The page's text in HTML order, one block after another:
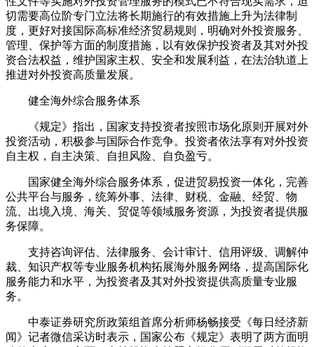
切需要高位阶专门立法将长期施行的有效措施上升为法律制
度，更好对接国际高标准经济贸易规则，明确对外投资服务、
管理、保护等方面的制度措施，以有效保护投资者及其对外投
资合法权益，维护国家主权、安全和发展利益，在法治轨道上
推进对外投资高质量发展。
健全海外综合服务体系
《规定》指出，国家支持投资者按照市场化原则开展对外
投资活动，积极参与国际合作竞争。投资者依法享有对外投资
自主权，自主决策、自担风险、自负盈亏。
国家健全海外综合服务体系，促进贸易投资一体化，完善
公共平台与服务，统筹外事、法律、财税、金融、经贸、物
流、出境入境、海关、贸促等领域服务资源，为投资者提供服
务保障。
支持咨询评估、法律服务、会计审计、信用评级、调解仲
裁、知识产权等专业服务机构拓展海外服务网络，提高国际化
服务能力和水平，为投资者及其对外投资提供高质量专业服
务。
中泰证券研究所政策组首席分析师杨畅接受《每日经济新
闻》记者微信采访时表示，国家公布《规定》表明了两方面明